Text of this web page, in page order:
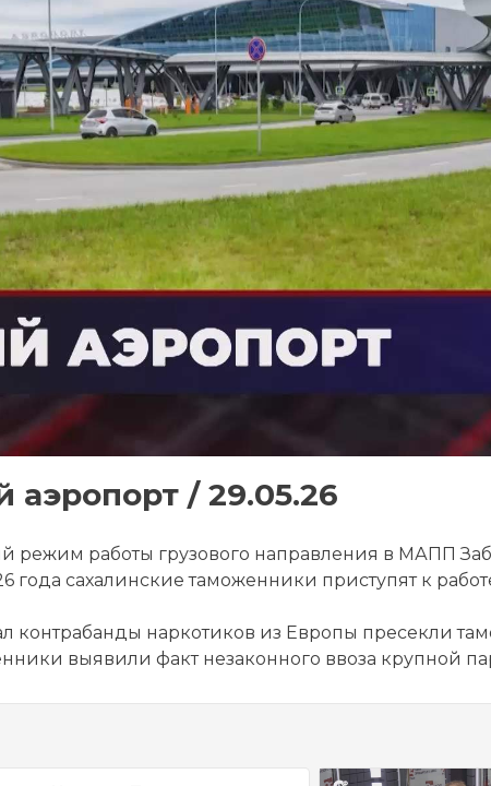
/ 29.05.26
режим работы грузового направления в МАПП
сахалинские таможенники приступят к
наркотиков из Европы пресекли
выявили факт незаконного ввоза крупной